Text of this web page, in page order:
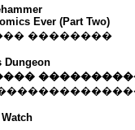
Ever (Part Two)
��������
Dungeon
Watch